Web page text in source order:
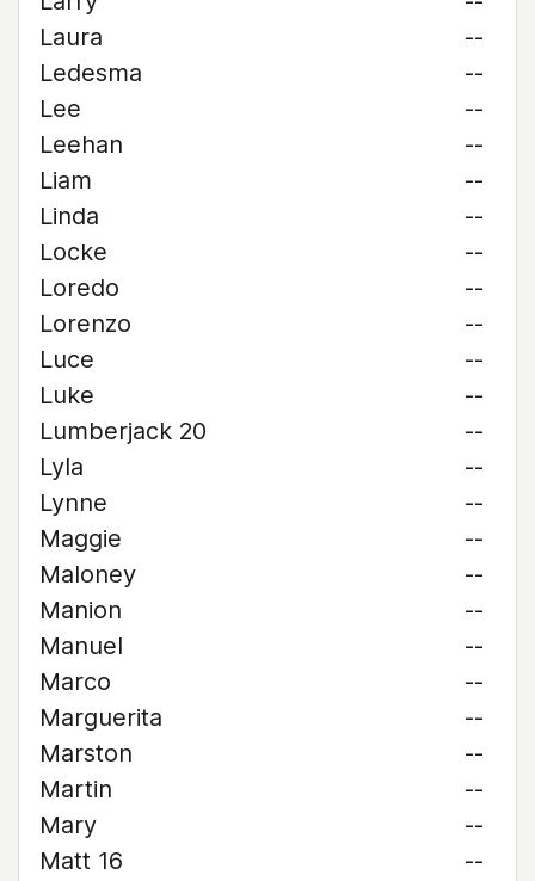
Laura
--
Ledesma
--
Lee
--
Leehan
--
Liam
--
Linda
--
Locke
--
Loredo
--
Lorenzo
--
Luce
--
Luke
--
Lumberjack 20
--
Lyla
--
Lynne
--
Maggie
--
Maloney
--
Manion
--
Manuel
--
Marco
--
Marguerita
--
Marston
--
Martin
--
Mary
--
Matt 16
--